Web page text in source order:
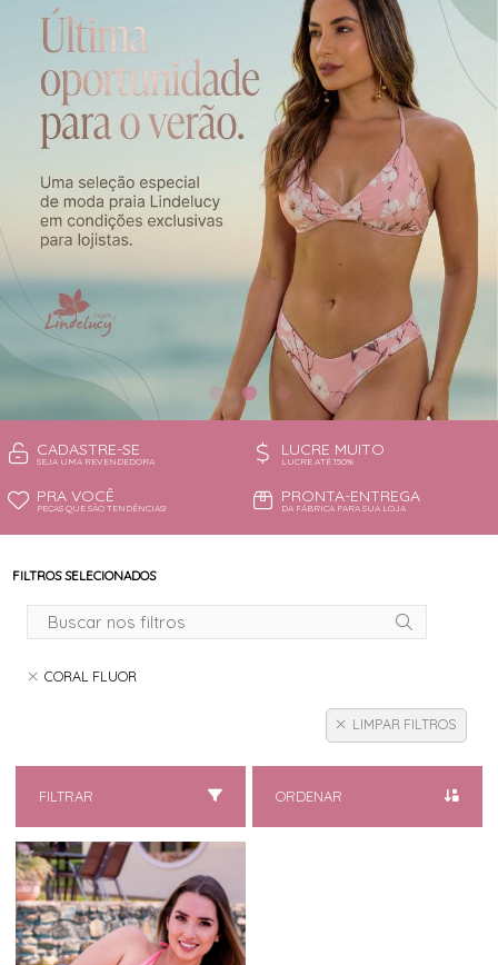
CONJUNTO
CONJUNTO BIQUÍNI
PIJAMA DE VERÃO
ROBE
TOP
TODOS DE OUTLET
CADASTRE-SE
SEJA UMA REVENDEDORA
LUCRE MUITO
LUCRE ATÉ 150%
PRA VOCÊ
PEÇAS QUE SÃO TENDÊNCIAS!
PRONTA-ENTREGA
DA FÁBRICA PARA SUA LOJA
FILTROS SELECIONADOS
CORAL FLUOR
LIMPAR FILTROS
FILTRAR ORDENAR